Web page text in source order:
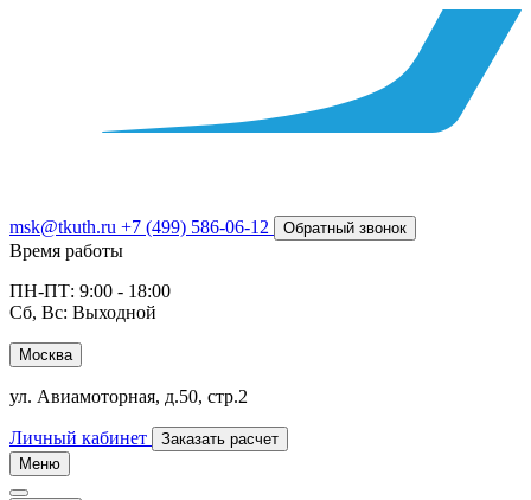
msk@tkuth.ru +7 (499) 586-06-12 Обратный звонок
Время работы
ПН-ПТ: 9:00 - 18:00
Сб, Вс: Выходной
Москва
ул. Авиамоторная, д.50, стр.2
Личный кабинет
Заказать расчет
Меню